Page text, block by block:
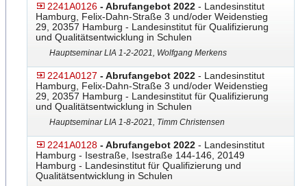
2241A0126 - Abrufangebot 2022 - Landesinstitut
Hamburg, Felix-Dahn-Straße 3 und/oder Weidenstieg
29, 20357 Hamburg - Landesinstitut für Qualifizierung
und Qualitätsentwicklung in Schulen
Hauptseminar LIA 1-2-2021, Wolfgang Merkens
2241A0127 - Abrufangebot 2022 - Landesinstitut
Hamburg, Felix-Dahn-Straße 3 und/oder Weidenstieg
29, 20357 Hamburg - Landesinstitut für Qualifizierung
und Qualitätsentwicklung in Schulen
Hauptseminar LIA 1-8-2021, Timm Christensen
2241A0128 - Abrufangebot 2022 - Landesinstitut
Hamburg - Isestraße, Isestraße 144-146, 20149
Hamburg - Landesinstitut für Qualifizierung und
Qualitätsentwicklung in Schulen